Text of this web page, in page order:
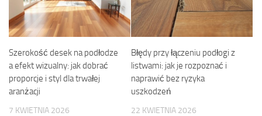
Szerokość desek na podłodze
a efekt wizualny: jak dobrać
proporcje i styl dla trwałej
aranżacji
7 KWIETNIA 2026
Błędy przy łączeniu podłogi z
listwami: jak je rozpoznać i
naprawić bez ryzyka
uszkodzeń
22 KWIETNIA 2026